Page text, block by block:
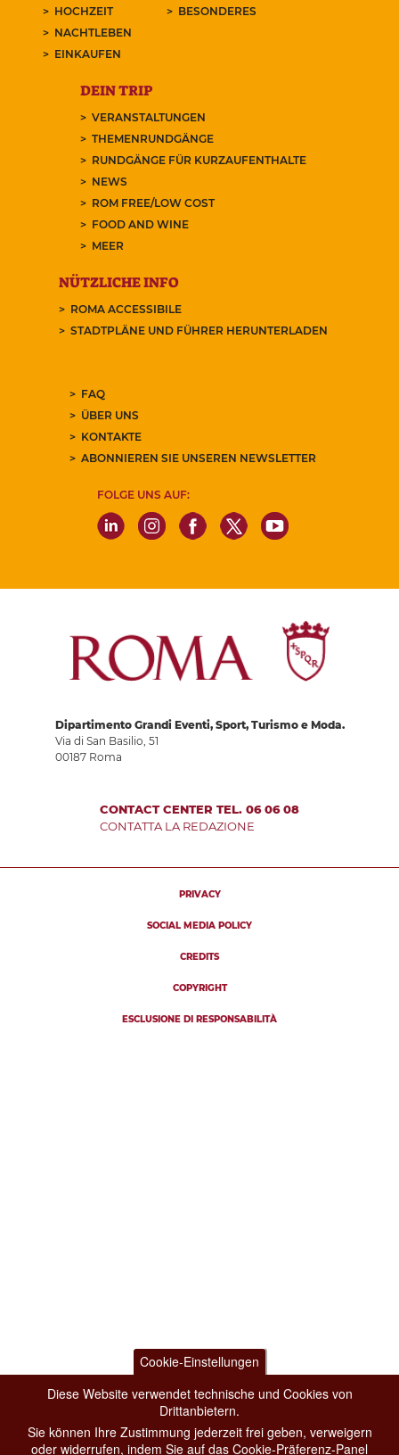
HOCHZEIT
NACHTLEBEN
EINKAUFEN
BESONDERES
DEIN TRIP
VERANSTALTUNGEN
THEMENRUNDGÄNGE
RUNDGÄNGE FÜR KURZAUFENTHALTE
NEWS
ROM FREE/LOW COST
FOOD AND WINE
MEER
NÜTZLICHE INFO
ROMA ACCESSIBILE
STADTPLÄNE UND FÜHRER HERUNTERLADEN
FAQ
ÜBER UNS
KONTAKTE
ABONNIEREN SIE UNSEREN NEWSLETTER
FOLGE UNS AUF:
Dipartimento Grandi Eventi, Sport, Turismo e Moda.
Via di San Basilio, 51
00187 Roma
CONTACT CENTER TEL. 06 06 08
CONTATTA LA REDAZIONE
PRIVACY
SOCIAL MEDIA POLICY
CREDITS
COPYRIGHT
ESCLUSIONE DI RESPONSABILITÀ
Cookie-Einstellungen
Diese Website verwendet technische und Cookies von
Drittanbietern.
Sie können Ihre Zustimmung jederzeit frei geben, verweigern
oder widerrufen, indem Sie auf das Cookie-Präferenz-Panel